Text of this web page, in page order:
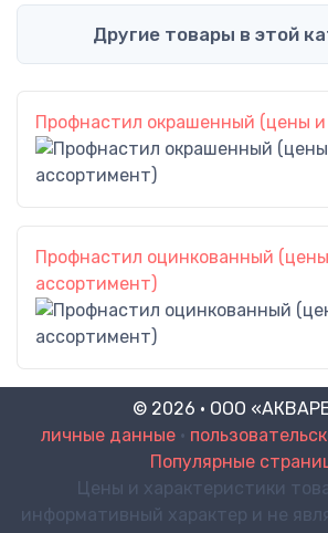
Другие товары в этой
Профнастил окрашенный (цены
Профнастил оцинкованный
ассортимент)
© 2026 · ООО
личные данные•
Популярные
Цены и характеристики
информативный характер и не